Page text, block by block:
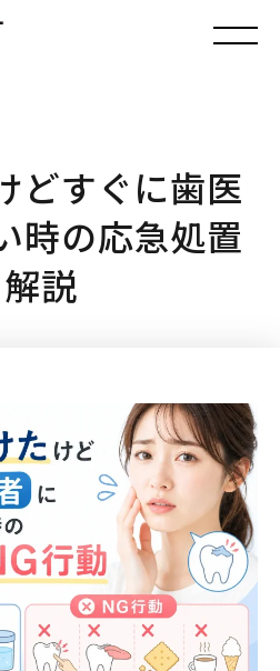
どすぐに歯医
時の応急処置
説